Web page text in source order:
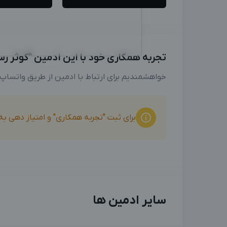
تجربه همکاری خود با این ادمین "کوثر
خواهشمندیم برای ارتباط با ادمین از طریق
برای ثبت "تجربه همکاری" و امتیاز دهی
سایر ادمین ها